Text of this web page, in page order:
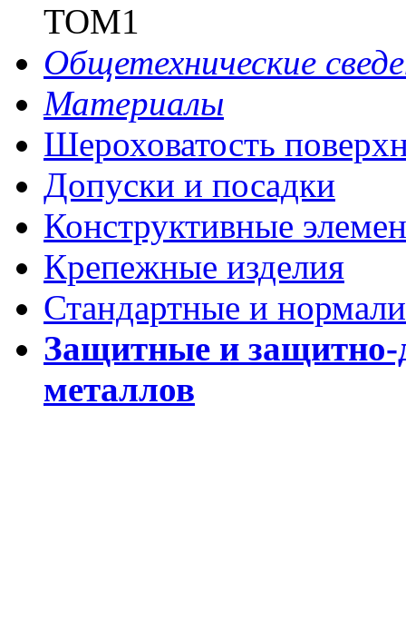
ТОМ1
Общетехнические
Материалы
Шероховатость
Допуски и посадки
Конструктивные
Крепежные изделия
Стандартные и
Защитные и защитно-
металлов